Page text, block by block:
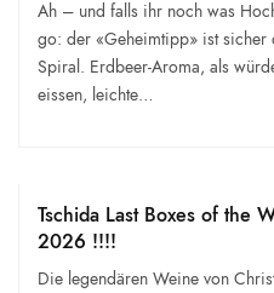
Ah – und falls ihr noch was
go: der «Geheimtipp» ist sicher
Spiral. Erdbeer-Aroma, als
eissen, leichte…
Tschida Last Boxes of the
2026 !!!!
Die legendären Weine von